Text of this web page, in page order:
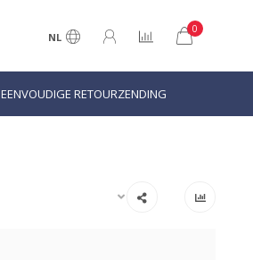
NL
0
EENVOUDIGE RETOURZENDING